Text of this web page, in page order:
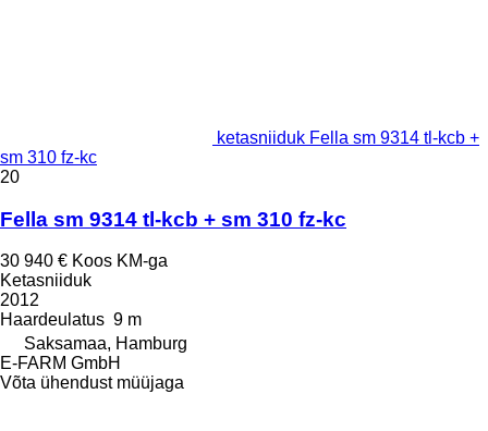
ketasniiduk Fella sm 9314 tl-kcb +
sm 310 fz-kc
20
Fella sm 9314 tl-kcb + sm 310 fz-kc
30 940 € Koos KM-ga
Ketasniiduk
2012
Haardeulatus 9 m
Saksamaa, Hamburg
E-FARM GmbH
Võta ühendust müüjaga